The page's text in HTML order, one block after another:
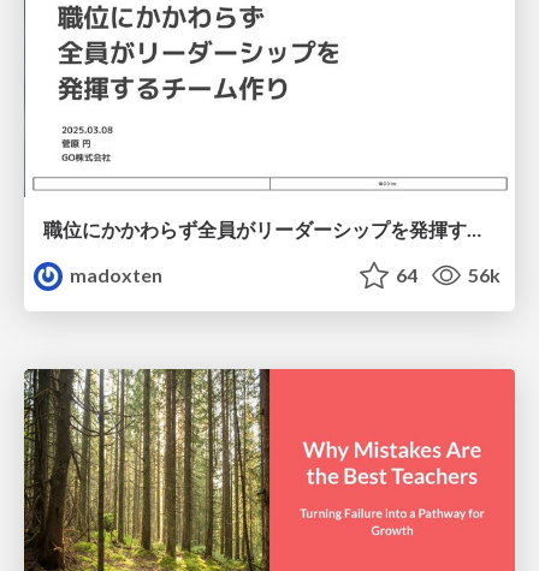
職位にかかわらず全員がリーダーシップを発揮するチーム作り / Building a team where everyone can demonstrate leadership regardless of position
madoxten
64 56k